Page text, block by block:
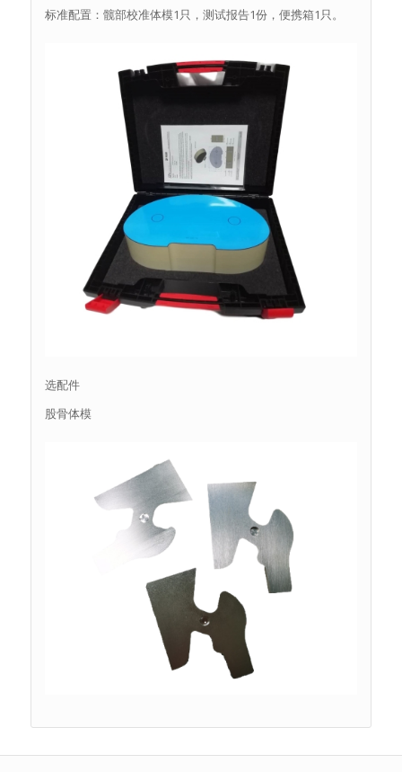
标准配置：髋部校准体模1只，测试报告1份，便携箱1只。
选配件
股骨体模